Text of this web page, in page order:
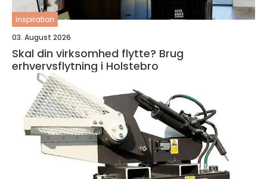
inspiration
03. August 2026
Skal din virksomhed flytte? Brug
erhvervsflytning i Holstebro